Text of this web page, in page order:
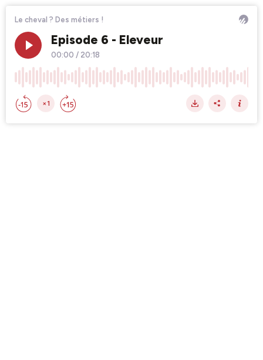
Le cheval ? Des métiers !
Episode 6 - Eleveur
00:00 / 20:18
×1